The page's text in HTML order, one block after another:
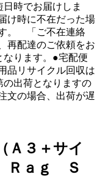
時でお届けしま
け時に不在だった場
。 「ご不在連絡
再配達のご依頼をお
なります。●宅配便
品リサイクル回収は
出荷となりますの
文の場合、出荷が遅
Ａ３＋サイ
Ｒａｇ Ｓ